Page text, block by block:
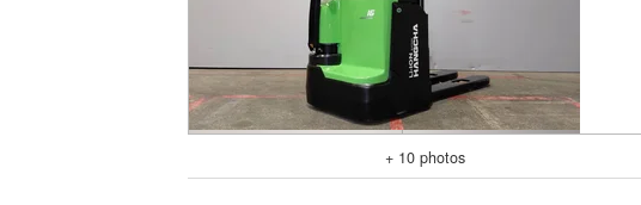
+ 10 photos